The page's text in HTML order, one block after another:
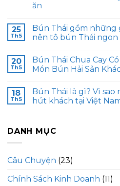
ăn
25
Th5
Bún Thái gồm những
nên tô bún Thái ngon
20
Th5
Bún Thái Chua Cay
Món Bún Hải Sản
18
Th5
Bún Thái là gì? Vì sao
hút khách tại Việt
DANH MỤC
Câu Chuyện (23)
Chính Sách Kinh Doanh (11)